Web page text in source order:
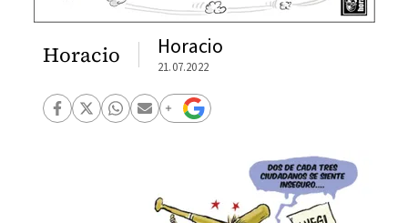
Horacio Horacio
21.07.2022